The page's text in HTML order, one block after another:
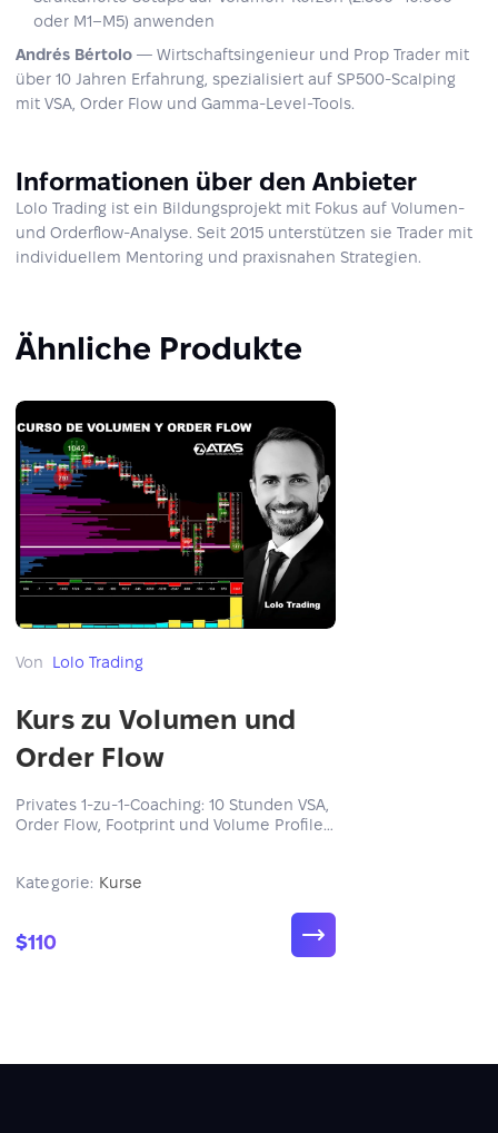
oder M1–M5) anwenden
Andrés Bértolo — Wirtschaftsingenieur und Prop Trader mit
über 10 Jahren Erfahrung, spezialisiert auf SP500-Scalping
mit VSA, Order Flow und Gamma-Level-Tools.
Informationen über den Anbieter
Lolo Trading ist ein Bildungsprojekt mit Fokus auf Volumen-
und Orderflow-Analyse. Seit 2015 unterstützen sie Trader mit
individuellem Mentoring und praxisnahen Strategien.
Ähnliche Produkte
Von Lolo Trading
Kurs zu Volumen und
Order Flow
Privates 1-zu-1-Coaching: 10 Stunden VSA,
Order Flow, Footprint und Volume Profile
Meet.
Kategorie: Kurse
$110